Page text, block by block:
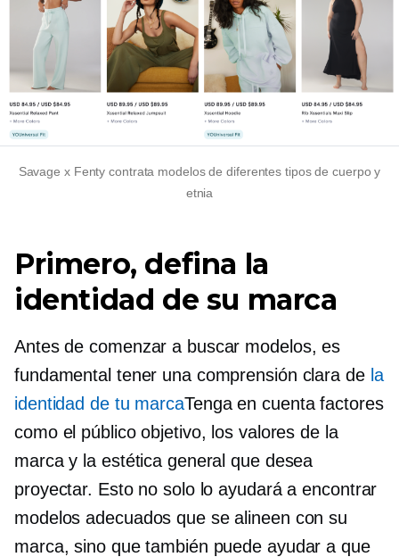
Savage x Fenty contrata modelos de diferentes tipos de cuerpo y
etnia
Primero, defina la
identidad de su marca
Antes de comenzar a buscar modelos, es
fundamental tener una comprensión clara de la
identidad de tu marcaTenga en cuenta factores
como el público objetivo, los valores de la
marca y la estética general que desea
proyectar. Esto no solo lo ayudará a encontrar
modelos adecuados que se alineen con su
marca, sino que también puede ayudar a que